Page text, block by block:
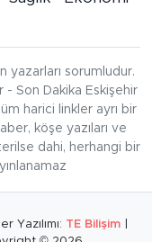
yazarları sorumludur.
- Son Dakika Eskişehir
harici linkler ayrı bir
köşe yazıları ve
dahi, herhangi bir
Yazılımı: TE Bilişim